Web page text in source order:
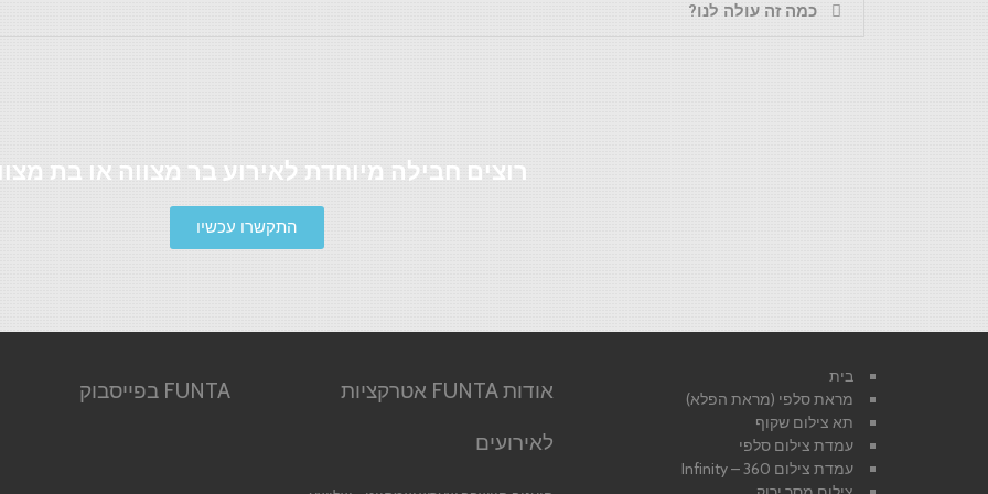
כמה זה עולה לנו?
רוצים חבילה מיוחדת לאירוע בר מצווה או בת
התקשרו עכשיו
בית
מראת סלפי (מראת הפלא)
תא צילום שקוף
עמדת צילום סלפי
עמדת צילום 360 – Infinity
אודות FUNTA אטרקציות
לאירועים
FUNTA בפייסבוק